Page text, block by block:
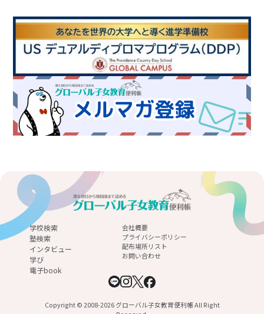
学校検索
塾検索
インタビュー
学び
電子book
会社概要
プライバシーポリシー
配布場所リスト
お問い合わせ
Copyright © 2008-2026 グローバル子女教育便利帳 All Right